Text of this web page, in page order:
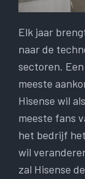
Elk jaar
naar de
sectoren.
meeste
Hisense wil
meeste fans
het bedrijf
wil
zal Hisense